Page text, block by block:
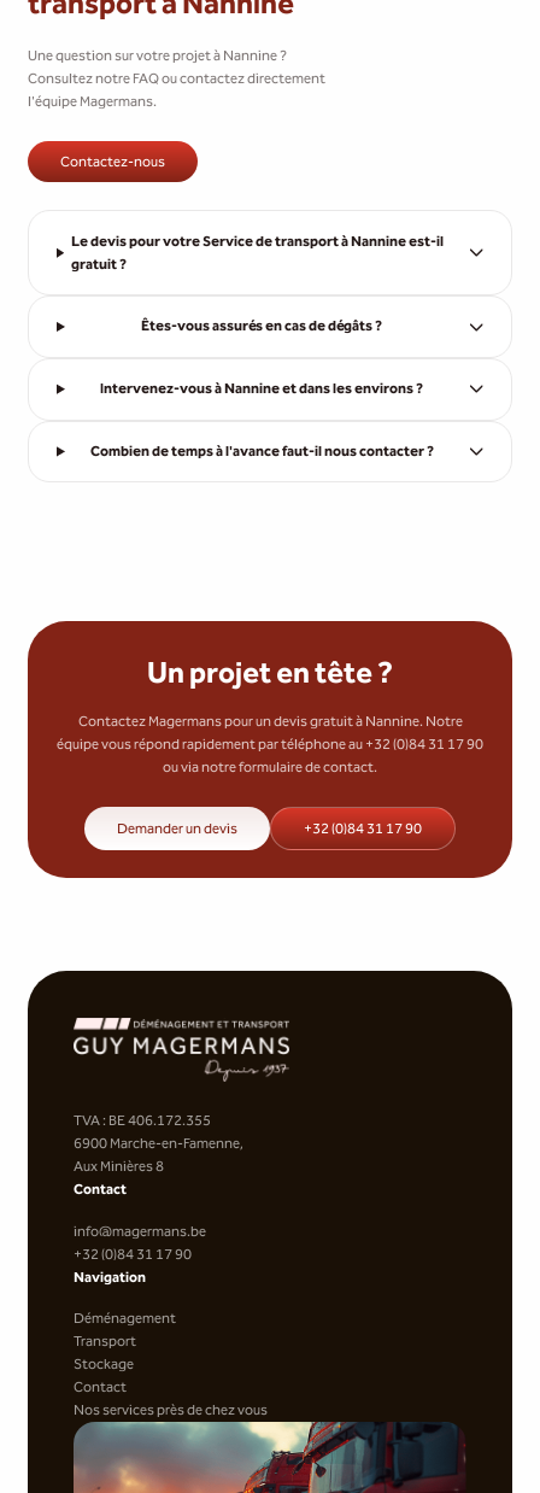
Une question sur votre projet à Nannine ?
Consultez notre FAQ ou contactez directement
l'équipe Magermans.
Contactez-nous
Le devis pour votre Service de transport à Nannine est-il
gratuit ?
Êtes-vous assurés en cas de dégâts ?
Intervenez-vous à Nannine et dans les environs ?
Combien de temps à l'avance faut-il nous contacter ?
Un projet en tête ?
Contactez Magermans pour un devis gratuit à Nannine. Notre
équipe vous répond rapidement par téléphone au +32 (0)84 31 17 90
ou via notre formulaire de contact.
Demander un devis +32 (0)84 31 17 90
TVA : BE 406.172.355
6900 Marche-en-Famenne,
Aux Minières 8
Contact
info@magermans.be
+32 (0)84 31 17 90
Navigation
Déménagement
Transport
Stockage
Contact
Nos services près de chez vous